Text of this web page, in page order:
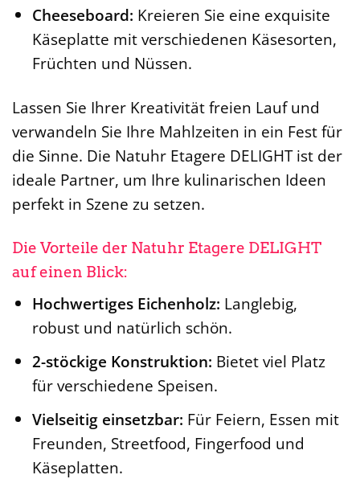
Cheeseboard: Kreieren Sie eine exquisite
Käseplatte mit verschiedenen Käsesorten,
Früchten und Nüssen.
Lassen Sie Ihrer Kreativität freien Lauf und
verwandeln Sie Ihre Mahlzeiten in ein Fest für
die Sinne. Die Natuhr Etagere DELIGHT ist der
ideale Partner, um Ihre kulinarischen Ideen
perfekt in Szene zu setzen.
Die Vorteile der Natuhr Etagere DELIGHT
auf einen Blick:
Hochwertiges Eichenholz: Langlebig,
robust und natürlich schön.
2-stöckige Konstruktion: Bietet viel Platz
für verschiedene Speisen.
Vielseitig einsetzbar: Für Feiern, Essen mit
Freunden, Streetfood, Fingerfood und
Käseplatten.